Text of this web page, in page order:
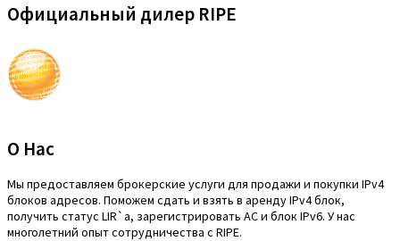
Официальный дилер RIPE
О Нас
Mы предоставляем брокерские услуги для продажи и покупки IPv4
блоков адресов. Поможем сдать и взять в аренду IPv4 блок,
получить статус LIR`a, зарегистрировать АС и блок IPv6. У нас
многолетний опыт сотрудничества с RIPE.